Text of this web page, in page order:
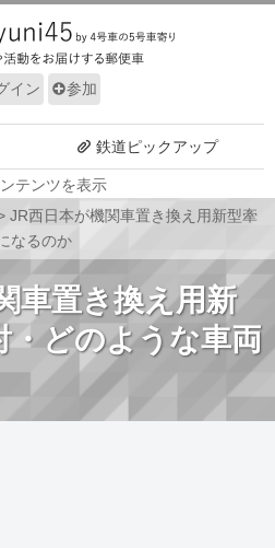
イン 参加
テンツを表示
鉄道ピックアップ
サイトについて
JR西日本が機関車置き換え用新型牽
なるのか
車置き換え用新
・どのような車両